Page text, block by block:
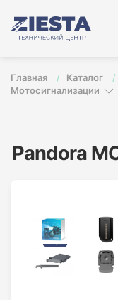
Перейти к
Главная Каталог
Мотосигнализации
Pandora